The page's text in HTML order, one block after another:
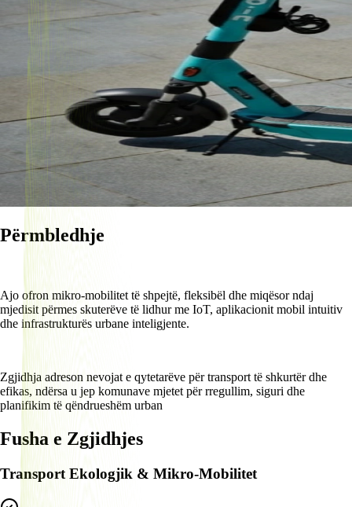
Përmbledhje
Ajo ofron mikro-mobilitet të shpejtë, fleksibël dhe miqësor ndaj
mjedisit përmes skuterëve të lidhur me IoT, aplikacionit mobil intuitiv
dhe infrastrukturës urbane inteligjente.
Zgjidhja adreson nevojat e qytetarëve për transport të shkurtër dhe
efikas, ndërsa u jep komunave mjetet për rregullim, siguri dhe
planifikim të qëndrueshëm urban
Fusha e Zgjidhjes
Transport Ekologjik & Mikro-Mobilitet